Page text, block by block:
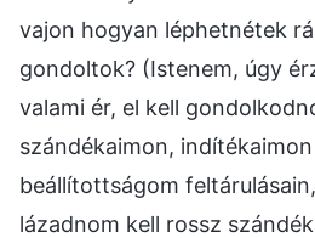
vajon hogyan léphetnétek
gondoltok? (Istenem, úgy
valami ér, el kell
szándékaimon,
beállítottságom
lázadnom kell rossz